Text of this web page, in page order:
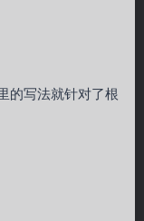
的写法就针对了根